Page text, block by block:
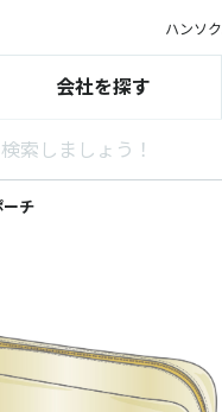
ハンソ
会社を探す
ーチ